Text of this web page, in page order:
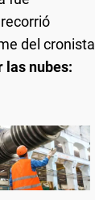
recorrió
del cronista
las nubes: